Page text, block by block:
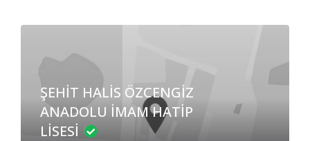
ULAŞ ANADOLU İMAM
HATİP LİSESİ
HÜRRİYET MAH. MAARİF SK. ULAŞ